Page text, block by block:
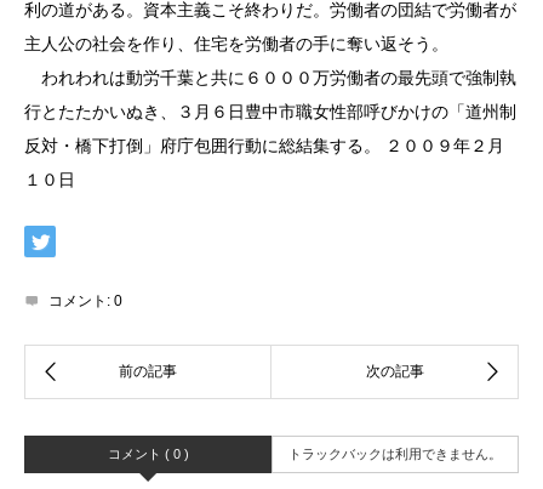
利の道がある。資本主義こそ終わりだ。労働者の団結で労働者が
主人公の社会を作り、住宅を労働者の手に奪い返そう。
われわれは動労千葉と共に６０００万労働者の最先頭で強制執
行とたたかいぬき、３月６日豊中市職女性部呼びかけの「道州制
反対・橋下打倒」府庁包囲行動に総結集する。 ２００９年２月
１０日
コメント: 0
コメント ( 0 ) トラックバックは利用できません。